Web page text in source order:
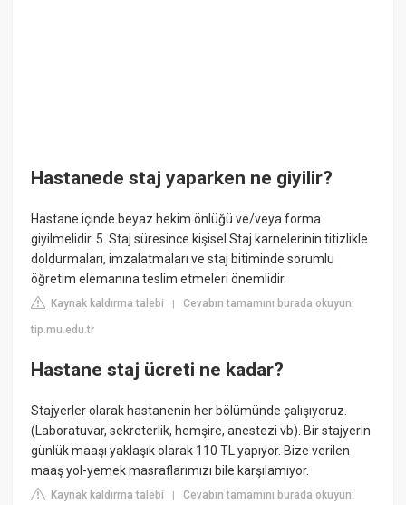
Hastanede staj yaparken ne giyilir?
Hastane içinde beyaz hekim önlüğü ve/veya forma
giyilmelidir. 5. Staj süresince kişisel Staj karnelerinin titizlikle
doldurmaları, imzalatmaları ve staj bitiminde sorumlu
öğretim elemanına teslim etmeleri önemlidir.
Kaynak kaldırma talebi |Cevabın tamamını burada okuyun:
tip.mu.edu.tr
Hastane staj ücreti ne kadar?
Stajyerler olarak hastanenin her bölümünde çalışıyoruz.
(Laboratuvar, sekreterlik, hemşire, anestezi vb). Bir stajyerin
günlük maaşı yaklaşık olarak 110 TL yapıyor. Bize verilen
maaş yol-yemek masraflarımızı bile karşılamıyor.
Kaynak kaldırma talebi |Cevabın tamamını burada okuyun: